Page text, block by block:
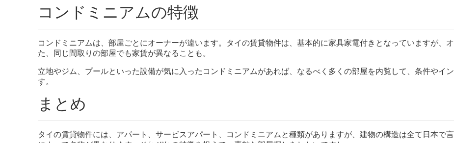
コンドミニアムの特徴
コンドミニアムは、部屋ごとにオーナーが違います。 タイの賃貸物件は、基本的に家具家電付きとなっていますが、
た、 同じ間取りの部屋でも家賃が異なることも。
立地やジム、 プールといった設備が気に入ったコンドミニアムがあれば、 なるべく多くの部屋を内覧して、 条件やイ
す。
まとめ
タイの賃貸物件には、アパート、サービスアパート、 コンドミニアムと種類がありますが、 建物の構造は全て日本で